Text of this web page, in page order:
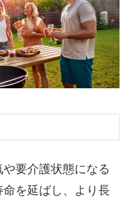
要介護状態になる
を延ばし、より長